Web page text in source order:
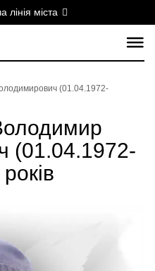
лінія міста
(01.04.1972-
(01.04.1972-